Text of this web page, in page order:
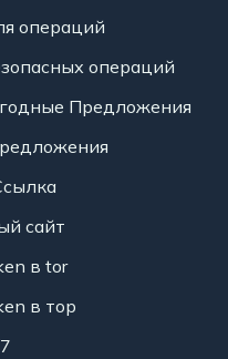
операций
операций
Предложения
сайт
в tor
в тор